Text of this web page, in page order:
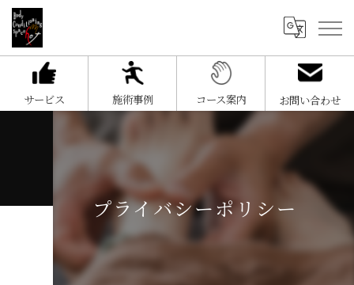
サービス 施術事例 コース案内 お問い合わせ
プライバシーポリシー